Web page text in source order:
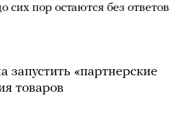
сих пор остаются без ответов
«партнерские
товаров